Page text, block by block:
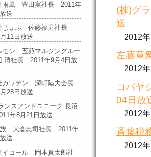
(株)グ
送
2012
左藤章
2012
コバヤ
04日放
2012
斉藤税
2012
雨風 豊田実社長 2011年
送
じょぶ 佐藤福男社長
11日放送
モン 五苑マルシングルー
清社長 2011年9月4日放
カワデン 深町陸夫会長
28日放送
ンスアンドユニーク 長沼
年8月21日放送
族 大倉忠司社長 2011年
送
イコール 岡本真太郎社